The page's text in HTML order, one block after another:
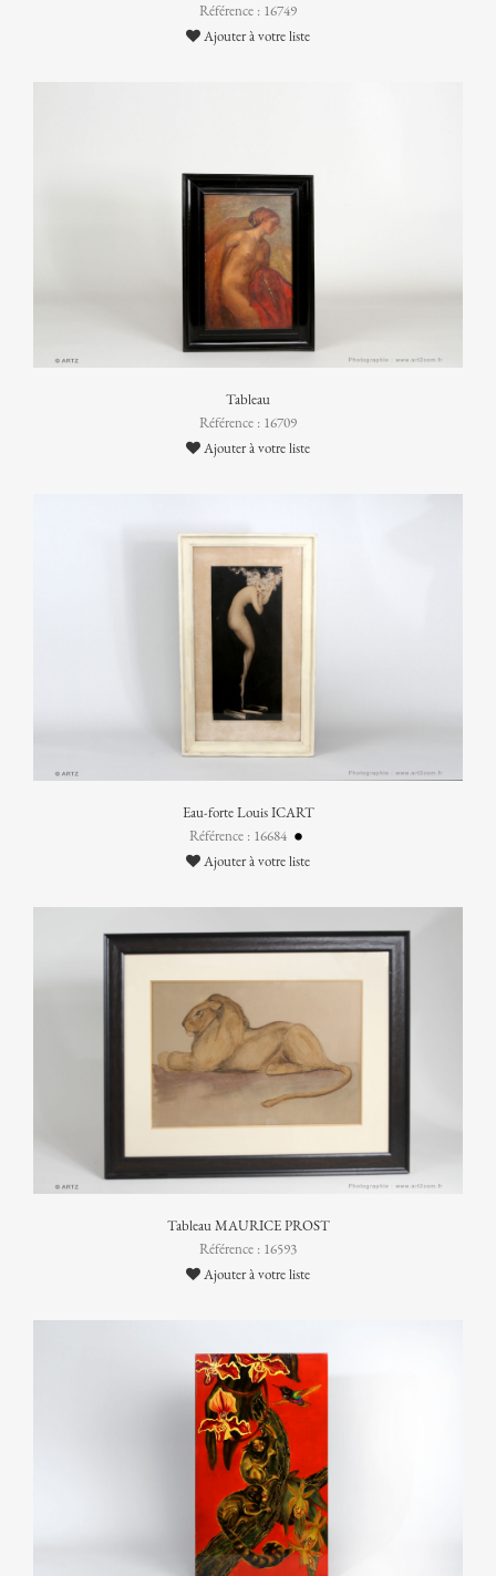
Référence : 16749
Ajouter à votre liste
Tableau
Référence : 16709
Ajouter à votre liste
Eau-forte Louis ICART
Référence : 16684
Ajouter à votre liste
Tableau MAURICE PROST
Référence : 16593
Ajouter à votre liste